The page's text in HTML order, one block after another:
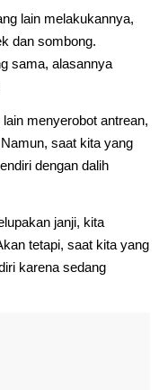
lain melakukannya,
dan sombong.
sama, alasannya
menyerobot antrean,
saat kita yang
dengan dalih
janji, kita
tetapi, saat kita yang
karena sedang